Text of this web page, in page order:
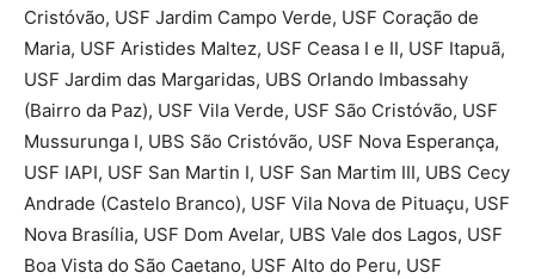
Cristóvão, USF Jardim Campo Verde, USF Coração de
Maria, USF Aristides Maltez, USF Ceasa I e II, USF Itapuã,
USF Jardim das Margaridas, UBS Orlando Imbassahy
(Bairro da Paz), USF Vila Verde, USF São Cristóvão, USF
Mussurunga I, UBS São Cristóvão, USF Nova Esperança,
USF IAPI, USF San Martin I, USF San Martim III, UBS Cecy
Andrade (Castelo Branco), USF Vila Nova de Pituaçu, USF
Nova Brasília, USF Dom Avelar, UBS Vale dos Lagos, USF
Boa Vista do São Caetano, USF Alto do Peru, USF